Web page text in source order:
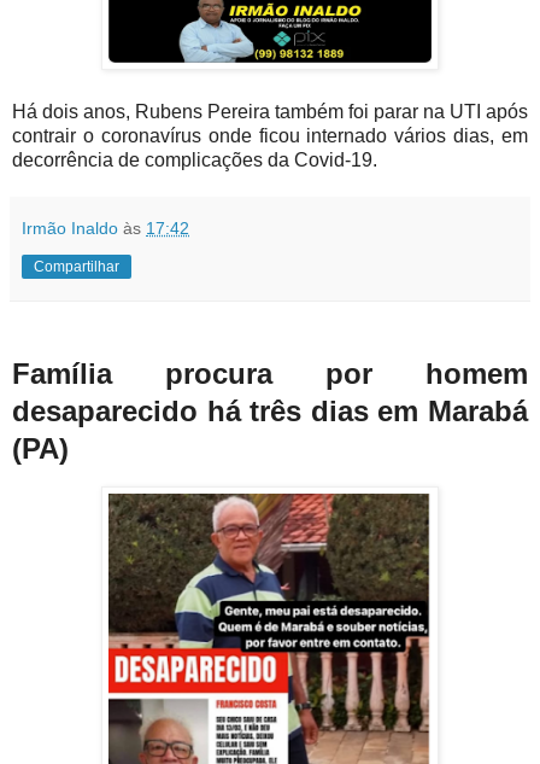
Há dois anos, Rubens Pereira também foi parar na UTI após
contrair o coronavírus onde ficou internado vários dias, em
decorrência de complicações da Covid-19.
Irmão Inaldo às 17:42
Compartilhar
Família procura por homem
desaparecido há três dias em Marabá
(PA)